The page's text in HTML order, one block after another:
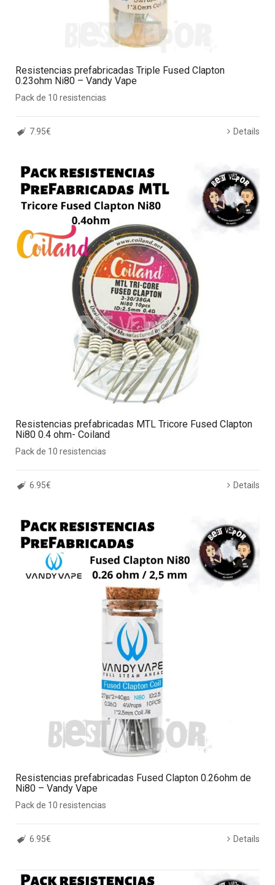
Resistencias prefabricadas Triple Fused Clapton
0.23ohm Ni80 – Vandy Vape
Pack de 10 resistencias
7.95€ Details
Resistencias prefabricadas MTL Tricore Fused Clapton
Ni80 0.4 ohm- Coiland
Pack de 10 resistencias
6.95€ Details
Resistencias prefabricadas Fused Clapton 0.26ohm de
Ni80 – Vandy Vape
Pack de 10 resistencias
6.95€ Details